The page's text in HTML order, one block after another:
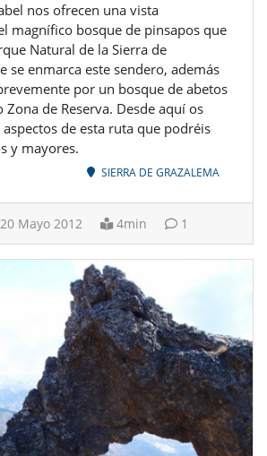
nos ofrecen una vista
magnífico bosque de pinsapos que
Natural de la Sierra de
se enmarca este sendero, además
por un bosque de abetos
Zona de Reserva. Desde aquí os
de esta ruta que podréis
y mayores.
SIERRA DE GRAZALEMA
20 Mayo 2012 4min 1